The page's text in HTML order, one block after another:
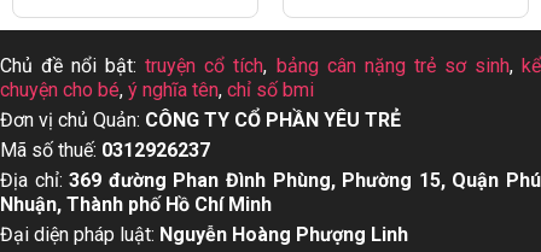
Chủ đề nổi bật:truyện cổ tích, bảng cân nặng trẻ sơ sinh,kể
chuyện cho bé, ý nghĩa tên, chỉ số bmi
Đơn vị chủ Quản: CÔNG TY CỔ PHẦN YÊU TRẺ
Mã số thuế: 0312926237
Địa chỉ:369 đường Phan Đình Phùng, Phường 15, Quận Phú
Nhuận, Thành phố Hồ Chí Minh
Đại diện pháp luật: Nguyễn Hoàng Phượng Linh